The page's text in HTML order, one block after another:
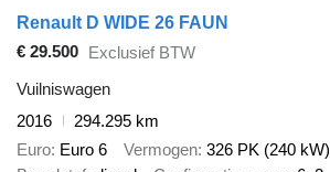
Renault D WIDE 26 FAUN
€ 29.500 Exclusief BTW
Vuilniswagen
2016
294.295 km
Euro Euro 6 Vermogen 326 PK (240 kW)